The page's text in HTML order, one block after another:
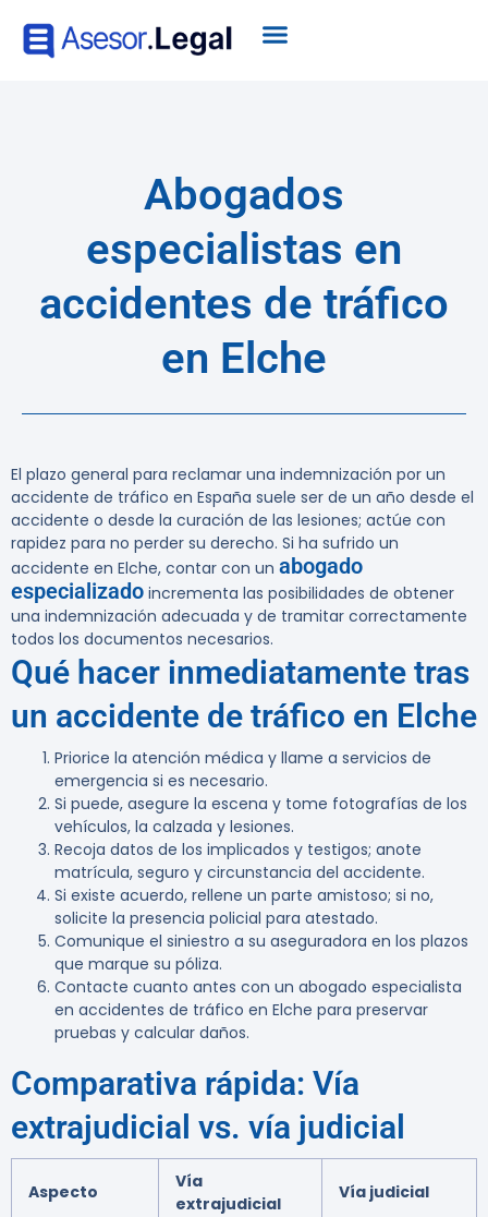
Abogados
especialistas en
accidentes de tráfico
en Elche
El plazo general para reclamar una indemnización por un
accidente de tráfico en España suele ser de un año desde el
accidente o desde la curación de las lesiones; actúe con
rapidez para no perder su derecho. Si ha sufrido un
accidente en Elche, contar con un abogado
especializado incrementa las posibilidades de obtener
una indemnización adecuada y de tramitar correctamente
todos los documentos necesarios.
Qué hacer inmediatamente tras
un accidente de tráfico en Elche
Priorice la atención médica y llame a servicios de
emergencia si es necesario.
Si puede, asegure la escena y tome fotografías de los
vehículos, la calzada y lesiones.
Recoja datos de los implicados y testigos; anote
matrícula, seguro y circunstancia del accidente.
Si existe acuerdo, rellene un parte amistoso; si no,
solicite la presencia policial para atestado.
Comunique el siniestro a su aseguradora en los plazos
que marque su póliza.
Contacte cuanto antes con un abogado especialista
en accidentes de tráfico en Elche para preservar
pruebas y calcular daños.
Comparativa rápida: Vía
extrajudicial vs. vía judicial
Aspecto
Vía
extrajudicial
Vía judicial